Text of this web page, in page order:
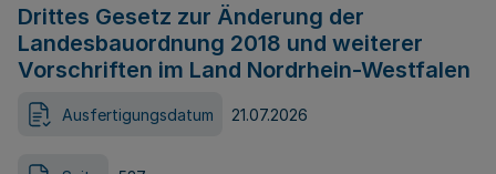
Drittes Gesetz zur Änderung der
Landesbauordnung 2018 und weiterer
Vorschriften im Land Nordrhein-Westfalen
Ausfertigungsdatum 21.07.2026